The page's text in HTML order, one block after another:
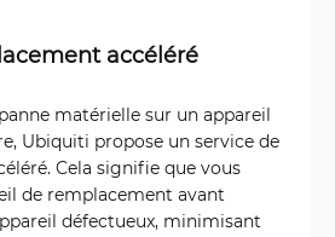
accéléré
matérielle sur un appareil
Ubiquiti propose un service de
Cela signifie que vous
de remplacement avant
défectueux, minimisant